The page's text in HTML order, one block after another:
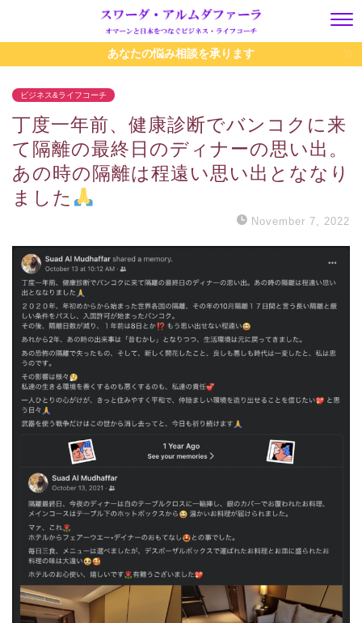
あなたの悩み相談を承ります
ビジネス&ライフコーチ
丁度一年前、健康診断でバンコクに来
て隔離の最終日のディナーの思い出。
あの時の隔離は程遠い思い出とななり
ました
November 7, 2022